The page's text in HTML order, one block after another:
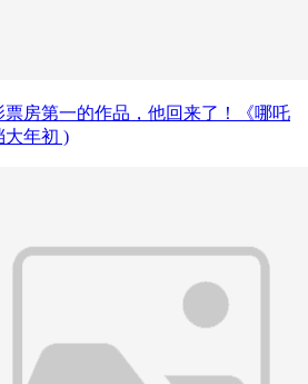
房第一的作品，他回来了！《哪吒
大年初 )